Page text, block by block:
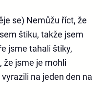
se) Nemůžu říct, že
štiku, takže jsem
jsme tahali štiky,
že jsme je mohli
na jeden den na